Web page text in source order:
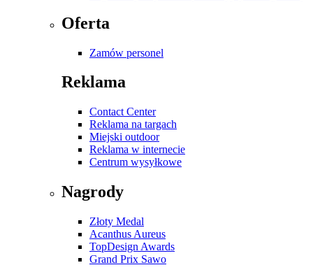
Oferta
Zamów personel
Reklama
Contact Center
Reklama na targach
Miejski outdoor
Reklama w internecie
Centrum wysyłkowe
Nagrody
Złoty Medal
Acanthus Aureus
TopDesign Awards
Grand Prix Sawo